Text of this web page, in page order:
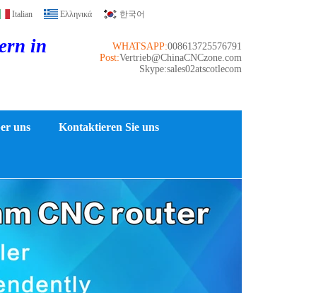
Italian Ελληνικά 한국어
in
008613725576791
WHATSAPP:
Vertrieb@ChinaCNCzone.com
Post:
Skype:sales02atscotlecom
uns Kontaktieren Sie uns